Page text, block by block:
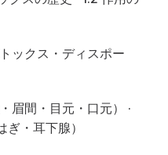
ックス・ディスポー
眉間・目元・口元）
・耳下腺）